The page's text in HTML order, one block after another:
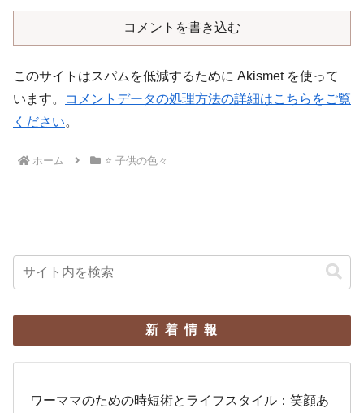
コメントを書き込む
このサイトはスパムを低減するために Akismet を使って
います。
コメントデータの処理方法の詳細はこちらをご覧
ください。
ホーム ⭐️ 子供の色々
新着情報
ワーママのための時短術とライフスタイル：笑顔あ